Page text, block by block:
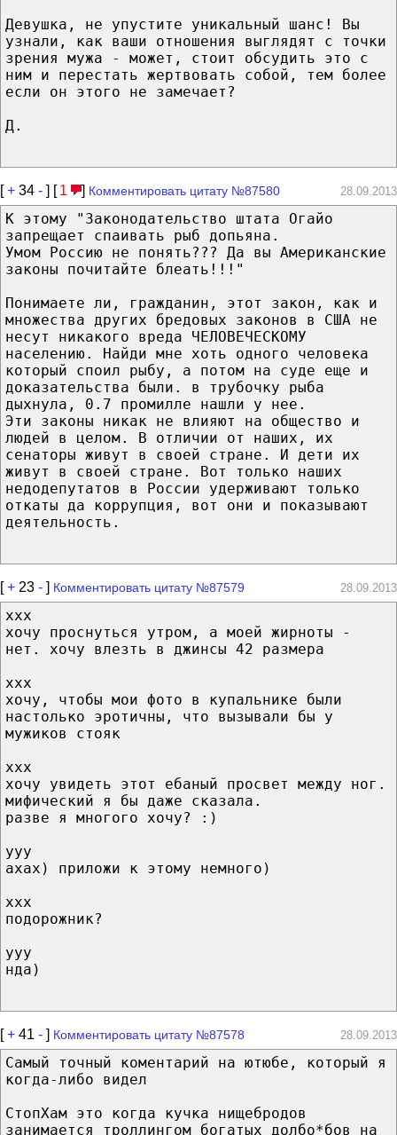
Девушка, не упустите уникальный шанс! Вы
узнали, как ваши отношения выглядят с точки
зрения мужа - может, стоит обсудить это с
ним и перестать жертвовать собой, тем более
если он этого не замечает?
Д.
[+ 34 - ] [ 1 ] Комментировать цитату №87580 28.09.2013
К этому "Законодательство штата Огайо
запрещает спаивать рыб допьяна.
Умом Россию не понять??? Да вы Американские
законы почитайте блеать!!!"
Понимаете ли, гражданин, этот закон, как и
множества других бредовых законов в США не
несут никакого вреда ЧЕЛОВЕЧЕСКОМУ
населению. Найди мне хоть одного человека
который споил рыбу, а потом на суде еще и
доказательства были. в трубочку рыба
дыхнула, 0.7 промилле нашли у нее.
Эти законы никак не влияют на общество и
людей в целом. В отличии от наших, их
сенаторы живут в своей стране. И дети их
живут в своей стране. Вот только наших
недодепутатов в России удерживают только
откаты да коррупция, вот они и показывают
деятельность.
[+ 23 - ] Комментировать цитату №87579 28.09.2013
xxx
хочу проснуться утром, а моей жирноты -
нет. хочу влезть в джинсы 42 размера
xxx
хочу, чтобы мои фото в купальнике были
настолько эротичны, что вызывали бы у
мужиков стояк
xxx
хочу увидеть этот ебаный просвет между ног.
мифический я бы даже сказала.
разве я многого хочу? :)
yyy
ахах) приложи к этому немного)
xxx
подорожник?
yyy
нда)
[+ 41 - ] Комментировать цитату №87578 28.09.2013
Самый точный коментарий на ютюбе, который я
когда-либо видел
СтопХам это когда кучка нищебродов
занимается троллингом богатых долбо*бов на